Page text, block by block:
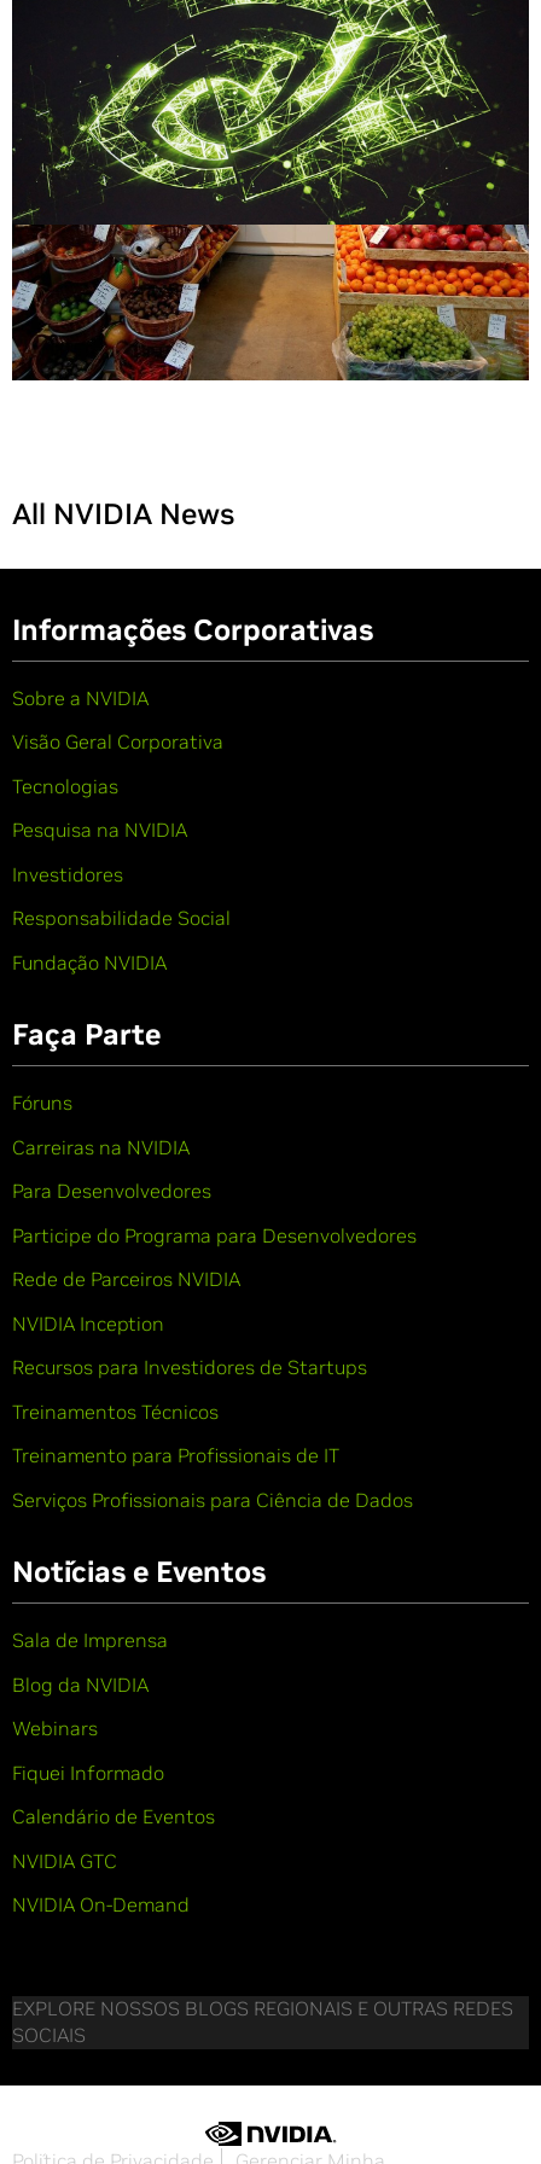
All NVIDIA News
Informações Corporativas
Sobre a NVIDIA
Visão Geral Corporativa
Tecnologias
Pesquisa na NVIDIA
Investidores
Responsabilidade Social
Fundação NVIDIA
Faça Parte
Fóruns
Carreiras na NVIDIA
Para Desenvolvedores
Participe do Programa para Desenvolvedores
Rede de Parceiros NVIDIA
NVIDIA Inception
Recursos para Investidores de Startups
Treinamentos Técnicos
Treinamento para Profissionais de IT
Serviços Profissionais para Ciência de Dados
Notícias e Eventos
Sala de Imprensa
Blog da NVIDIA
Webinars
Fiquei Informado
Calendário de Eventos
NVIDIA GTC
NVIDIA On-Demand
EXPLORE NOSSOS BLOGS REGIONAIS E OUTRAS REDES
SOCIAIS